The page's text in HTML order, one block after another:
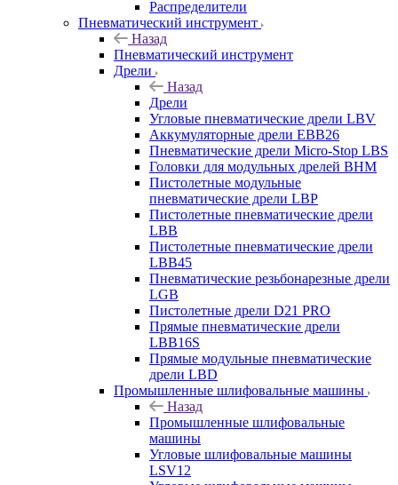
Распределители
Пневматический инструмент
Назад
Пневматический инструмент
Дрели
Назад
Дрели
Угловые пневматические дрели LBV
Аккумуляторные дрели EBB26
Пневматические дрели Micro-Stop LBS
Головки для модульных дрелей BHM
Пистолетные модульные
пневматические дрели LBP
Пистолетные пневматические дрели
LBB
Пистолетные пневматические дрели
LBB45
Пневматические резьбонарезные дрели
LGB
Пистолетные дрели D21 PRO
Прямые пневматические дрели
LBB16S
Прямые модульные пневматические
дрели LBD
Промышленные шлифовальные машины
Назад
Промышленные шлифовальные
машины
Угловые шлифовальные машины
LSV12